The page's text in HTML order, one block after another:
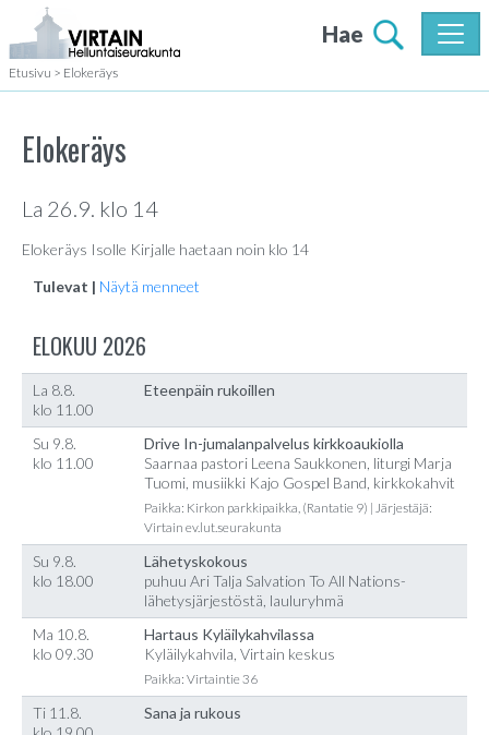
Hae
Etusivu > Elokeräys
Elokeräys
La 26.9. klo 14
Elokeräys Isolle Kirjalle haetaan noin klo 14
Tulevat | Näytä menneet
ELOKUU 2026
La 8.8.
klo 11.00
Eteenpäin rukoillen
Su 9.8.
klo 11.00
Drive In-jumalanpalvelus kirkkoaukiolla
Saarnaa pastori Leena Saukkonen, liturgi Marja
Tuomi, musiikki Kajo Gospel Band, kirkkokahvit
Paikka: Kirkon parkkipaikka, (Rantatie 9) | Järjestäjä:
Virtain ev.lut.seurakunta
Su 9.8.
klo 18.00
Lähetyskokous
puhuu Ari Talja Salvation To All Nations-
lähetysjärjestöstä, lauluryhmä
Ma 10.8.
klo 09.30
Hartaus Kyläilykahvilassa
Kyläilykahvila, Virtain keskus
Paikka: Virtaintie 36
Ti 11.8.
Sana ja rukous